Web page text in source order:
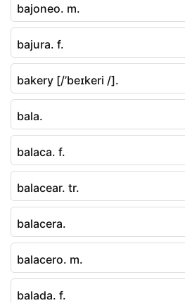
bajoneo. m.
bajura. f.
bakery [/’beɪkeri /].
bala.
balaca. f.
balacear. tr.
balacera.
balacero. m.
balada. f.